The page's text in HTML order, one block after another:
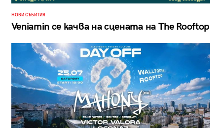
НОВИ СЪБИТИЯ
Veniamin се качва на сцената на The Rooftop